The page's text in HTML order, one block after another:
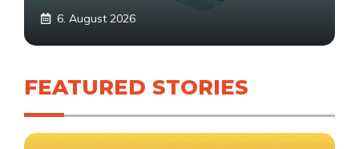
6. August 2026
FEATURED STORIES